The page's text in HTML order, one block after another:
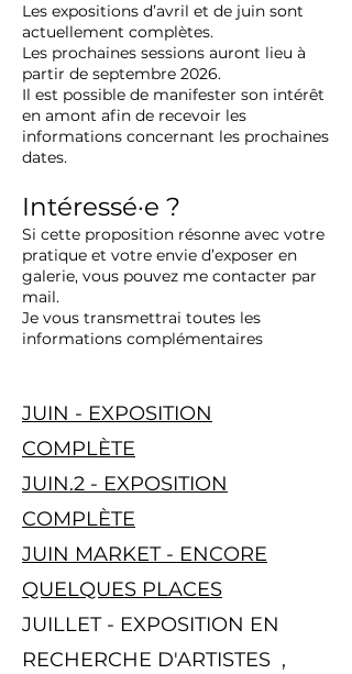
Les expositions d’avril et de juin sont
actuellement complètes.
Les prochaines sessions auront lieu à
partir de septembre 2026.
Il est possible de manifester son intérêt
en amont afin de recevoir les
informations concernant les prochaines
dates.
Intéressé·e ?
Si cette proposition résonne avec votre
pratique et votre envie d’exposer en
galerie, vous pouvez me contacter par
mail.
Je vous transmettrai toutes les
informations complémentaires
JUIN - EXPOSITION
COMPLÈTE
JUIN.2 - EXPOSITION
COMPLÈTE
JUIN MARKET - ENCORE
QUELQUES PLACES
JUILLET - EXPOSITION EN
RECHERCHE D'ARTISTES ,